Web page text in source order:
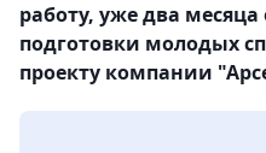
работу, уже два
подготовки молодых
проекту компании